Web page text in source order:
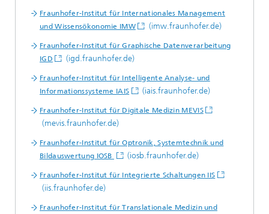
Fraunhofer-Institut für Internationales Management
und Wissensökonomie IMW
(imw.fraunhofer.de)
Fraunhofer-Institut für Graphische Datenverarbeitung
IGD
(igd.fraunhofer.de)
Fraunhofer-Institut für Intelligente Analyse- und
Informationssysteme IAIS
(iais.fraunhofer.de)
Fraunhofer-Institut für Digitale Medizin MEVIS
(mevis.fraunhofer.de)
Fraunhofer-Institut für Optronik, Systemtechnik und
Bildauswertung IOSB
(iosb.fraunhofer.de)
Fraunhofer-Institut für Integrierte Schaltungen IIS
(iis.fraunhofer.de)
Fraunhofer-Institut für Translationale Medizin und